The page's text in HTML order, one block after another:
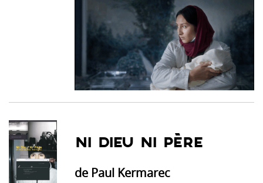
NI DIEU NI PÈRE
de Paul Kermarec